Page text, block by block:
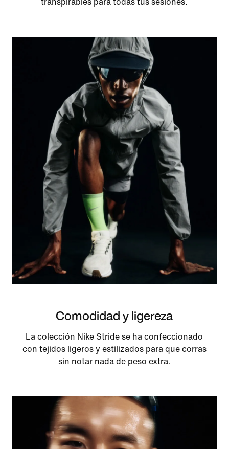
Comodidad y ligereza
La colección Nike Stride se ha confeccionado
con tejidos ligeros y estilizados para que corras
sin notar nada de peso extra.